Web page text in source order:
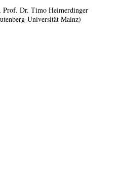
Prof. Dr. Timo Heimerdinger
Universität Mainz)